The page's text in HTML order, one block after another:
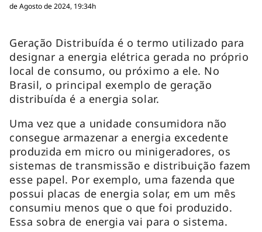
de Agosto de 2024, 19:34h
Geração Distribuída é o termo utilizado para
designar a energia elétrica gerada no próprio
local de consumo, ou próximo a ele. No
Brasil, o principal exemplo de geração
distribuída é a energia solar.
Uma vez que a unidade consumidora não
consegue armazenar a energia excedente
produzida em micro ou minigeradores, os
sistemas de transmissão e distribuição fazem
esse papel. Por exemplo, uma fazenda que
possui placas de energia solar, em um mês
consumiu menos que o que foi produzido.
Essa sobra de energia vai para o sistema.